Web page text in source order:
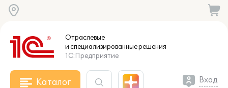
Отраслевые
и специализированныерешения
1С:Предприятие
Каталог Вход